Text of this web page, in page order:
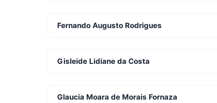
Fernando Augusto Rodrigues
Gisleide Lidiane da Costa
Glaucia Moara de Morais Fornaza